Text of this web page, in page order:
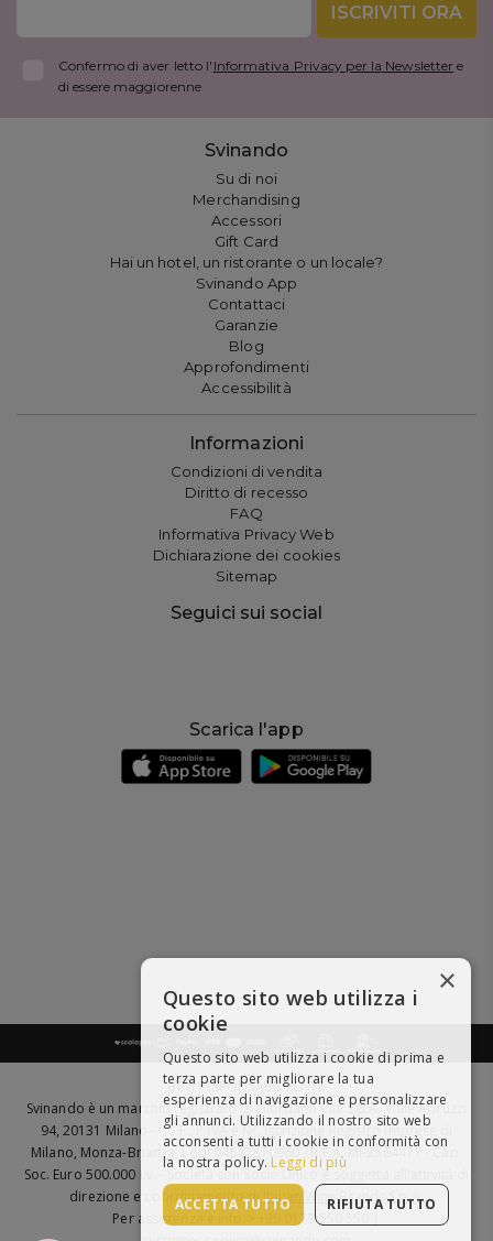
ISCRIVITI ORA
Confermo di aver letto l' Informativa Privacy per la Newsletter e
di essere maggiorenne
Svinando
Su di noi
Merchandising
Accessori
Gift Card
Hai un hotel, un ristorante o un locale?
Svinando App
Contattaci
Garanzie
Blog
Approfondimenti
Accessibilità
Informazioni
Condizioni di vendita
Diritto di recesso
FAQ
Informativa Privacy Web
Dichiarazione dei cookies
Sitemap
Seguici sui social
Scarica l'app
BEVI RESPONSABILMENTE
Svinando è un marchio registrato di Giordano Vini S.p.A. Viale Abruzzi
94, 20131 Milano - - C.F., P.IVA e Nr. Iscrizione Registro Imprese di
Milano, Monza-Brianza, Lodi 04642870960 - R.E.A. MI-2564477 - Cap.
Soc. Euro 500.000 i.v. - Società con Socio Unico e soggetta all'attività di
direzione e coordinamento diItalian Wine Brands S.p.A.
Per assistenza e info > +39 0173 550 550 |
×
Questo sito web utilizza i
cookie
Questo sito web utilizza i cookie di prima e
terza parte per migliorare la tua
esperienza di navigazione e personalizzare
gli annunci. Utilizzando il nostro sito web
acconsenti a tutti i cookie in conformità con
la nostra policy. Leggi di più
ACCETTA TUTTO RIFIUTA TUTTO